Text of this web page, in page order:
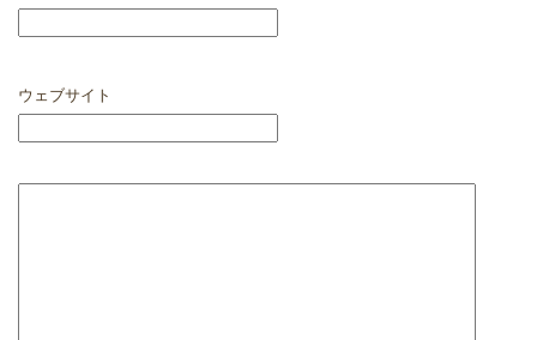
ウェブサイト